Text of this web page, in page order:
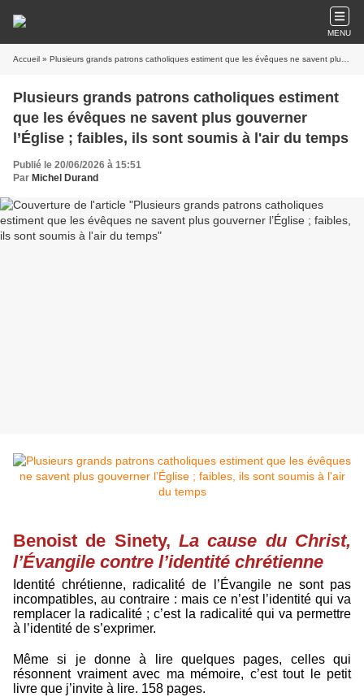
MENU
Accueil » Plusieurs grands patrons catholiques estiment que les évêques ne savent plus gouverner l’Église ; faibles, ils sont soumis à l'air du temps
Plusieurs grands patrons catholiques estiment
que les évêques ne savent plus gouverner
l’Église ; faibles, ils sont soumis à l'air du temps
Publié le 20/06/2026 à 15:51
Par Michel Durand
Benoist de Sinety, La cause du Christ,
l’Évangile contre l’identité chrétienne
Identité chrétienne, radicalité de l’Évangile ne sont pas
incompatibles, au contraire : mais ce n’est l’identité qui va
remplacer la radicalité ; c’est la radicalité qui va permettre
à l’identité de s’exprimer.
Même si je donne à lire quelques pages, celles qui
résonnent vraiment avec ma mémoire, c’est tout le petit
livre que j’invite à lire. 158 pages.